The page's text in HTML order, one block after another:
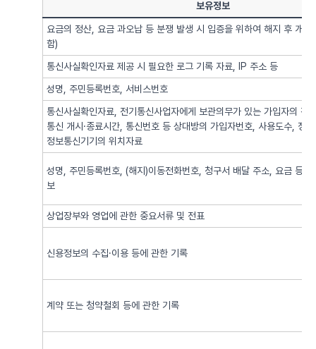
보유정보
요금의 정산, 요금 과오납 등 분쟁 발생 시 입증을 위하여 해지 후 개인
함)
통신사실확인자료 제공 시 필요한 로그 기록 자료, IP 주소 등
성명, 주민등록번호, 서비스번호
통신사실확인자료, 전기통신사업자에게 보관의무가 있는 가입자의 전
통신 개시·종료시간, 통신번호 등 상대방의 가입자번호, 사용도수, 정
정보통신기기의 위치자료
성명, 주민등록번호, (해지)이동전화번호, 청구서 배달 주소, 요금 등
보
상업장부와 영업에 관한 중요서류 및 전표
신용정보의 수집·이용 등에 관한 기록
계약 또는 청약철회 등에 관한 기록